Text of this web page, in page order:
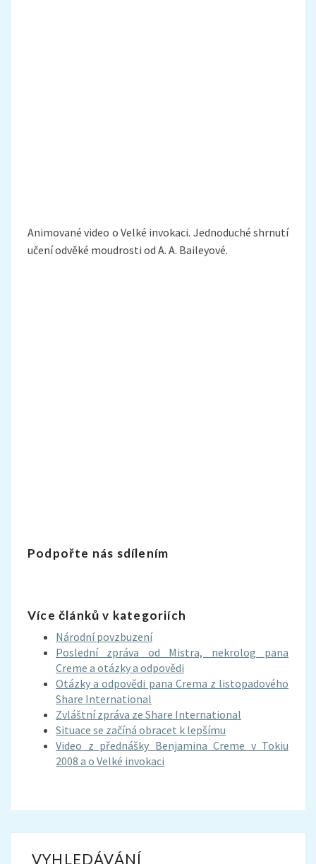
Animované video o Velké invokaci. Jednoduché shrnutí
učení odvěké moudrosti od A. A. Baileyové.
Podpořte nás sdílením
Více článků v kategoriích
Národní povzbuzení
Poslední zpráva od Mistra, nekrolog pana
Creme a otázky a odpovědi
Otázky a odpovědi pana Crema z listopadového
Share International
Zvláštní zpráva ze Share International
Situace se začíná obracet k lepšímu
Video z přednášky Benjamina Creme v Tokiu
2008 a o Velké invokaci
VYHLEDÁVÁNÍ